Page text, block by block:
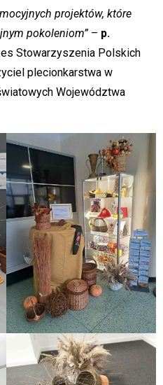
projektów, które
pokoleniom”– p.
Stowarzyszenia Polskich
plecionkarstwa w
Województwa